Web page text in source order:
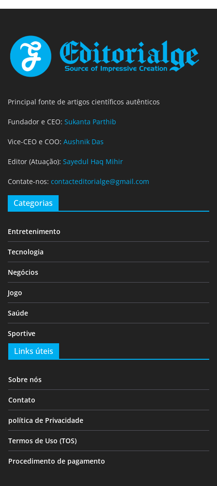
Principal fonte de artigos científicos autênticos
Fundador e CEO: Sukanta Parthib
Vice-CEO e COO: Aushnik Das
Editor (Atuação): Sayedul Haq Mihir
Contate-nos: contacteditorialge@gmail.com
Categorias
Entretenimento
Tecnologia
Negócios
Jogo
Saúde
Sportive
Links úteis
Sobre nós
Contato
política de Privacidade
Termos de Uso (TOS)
Procedimento de pagamento